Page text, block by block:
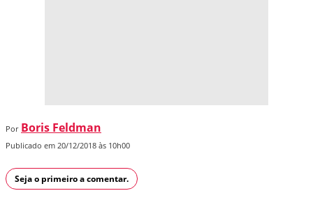
Por Boris Feldman
Publicado em 20/12/2018 às 10h00
Seja o primeiro a comentar.